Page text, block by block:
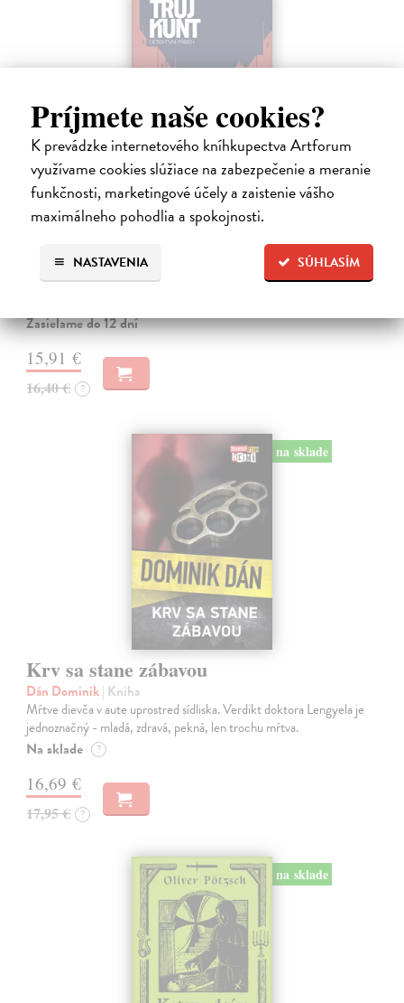
Príjmete naše cookies?
K prevádzke internetového kníhkupectva Artforum
využívame cookies slúžiace na zabezpečenie a meranie
funkčnosti, marketingové účely a zaistenie vášho
maximálneho pohodlia a spokojnosti.
SÚHLASÍM
NASTAVENIA
Tramwaj na Sachsenberg
| Kniha
Tramwaj Cafe je kavárna v polském Těšíně a zároveň místo, kde se
sbíhají všechny nitky související s dalším brutálním zločinem, který
musí vyřešit Roman Saran, major ostravské kriminálky, a jeho tým.
Zasielame do 12 dní
15,91 €
16,40 € ?
na sklade
Krv sa stane zábavou
Dán Dominik| Kniha
Mŕtve dievča v aute uprostred sídliska. Verdikt doktora Lengyela je
jednoznačný - mladá, zdravá, pekná, len trochu mŕtva.
Na sklade ?
16,69 €
17,95 € ?
na sklade